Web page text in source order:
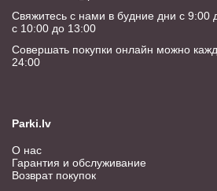
Свяжитесь с нами в будние дни с 9:00
с 10:00 до 13:00
Совершать покупки онлайн можно
24:00
Parki.lv
О нас
Гарантия и обслуживание
Возврат покупок